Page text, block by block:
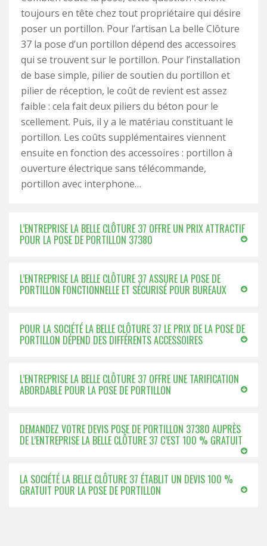
toujours en tête chez tout propriétaire qui désire
poser un portillon. Pour l’artisan La belle Clôture
37 la pose d’un portillon dépend des accessoires
qui se trouvent sur le portillon. Pour l’installation
de base simple, pilier de soutien du portillon et
pilier de réception, le coût de revient est assez
faible : cela fait deux piliers du béton pour le
scellement. Puis, il y a le matériau constituant le
portillon. Les coûts supplémentaires viennent
ensuite en fonction des accessoires : portillon à
ouverture électrique sans télécommande,
portillon avec interphone…
L’ENTREPRISE LA BELLE CLÔTURE 37 OFFRE UN PRIX ATTRACTIF
POUR LA POSE DE PORTILLON 37380
L’ENTREPRISE LA BELLE CLÔTURE 37 ASSURE LA POSE DE
PORTILLON FONCTIONNELLE ET SÉCURISÉ POUR BUREAUX
POUR LA SOCIÉTÉ LA BELLE CLÔTURE 37 LE PRIX DE LA POSE DE
PORTILLON DÉPEND DES DIFFÉRENTS ACCESSOIRES
L’ENTREPRISE LA BELLE CLÔTURE 37 OFFRE UNE TARIFICATION
ABORDABLE POUR LA POSE DE PORTILLON
DEMANDEZ VOTRE DEVIS POSE DE PORTILLON 37380 AUPRÈS
DE L’ENTREPRISE LA BELLE CLÔTURE 37 C’EST 100 % GRATUIT
LA SOCIÉTÉ LA BELLE CLÔTURE 37 ÉTABLIT UN DEVIS 100 %
GRATUIT POUR LA POSE DE PORTILLON